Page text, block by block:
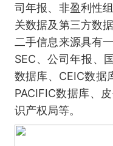
司年报、非盈利性
关数据及第三方数
二手信息来源具有
SEC、公司年报、
数据库、CEIC数据
PACIFIC数据库、
识产权局等。